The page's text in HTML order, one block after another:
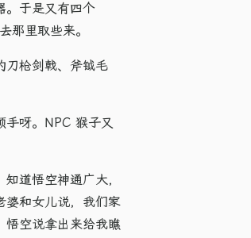
。于是又有四个
那里取些来。
刀枪剑戟、斧钺毛
手呀。NPC 猴子又
道悟空神通广大，
婆和女儿说，我们家
悟空说拿出来给我瞧